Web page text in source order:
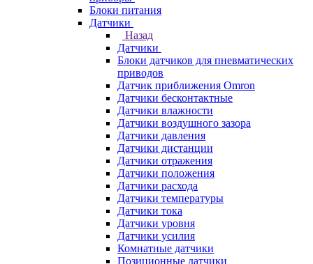
Блоки питания
Датчики
Назад
Датчики
Блоки датчиков для пневматических
приводов
Датчик приближения Omron
Датчики бесконтактные
Датчики влажности
Датчики воздушного зазора
Датчики давления
Датчики дистанции
Датчики отражения
Датчики положения
Датчики расхода
Датчики температуры
Датчики тока
Датчики уровня
Датчики усилия
Комнатные датчики
Позиционные датчики